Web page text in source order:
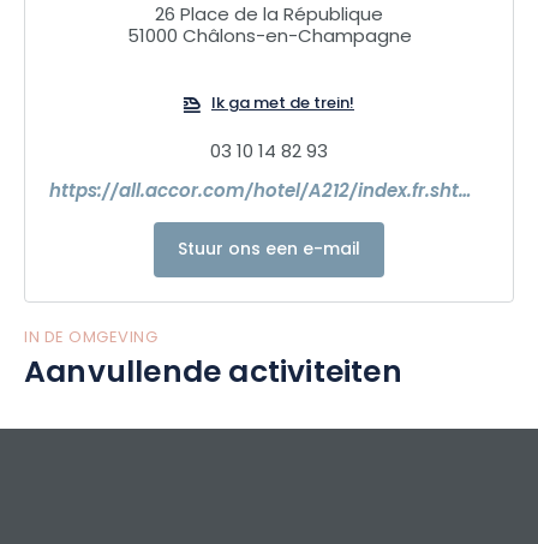
26 Place de la République
51000 Châlons-en-Champagne
Ik ga met de trein!
03 10 14 82 93
https://all.accor.com/hotel/A212/index.fr.shtml?
Stuur ons een e-mail
IN DE OMGEVING
Aanvullende activiteiten